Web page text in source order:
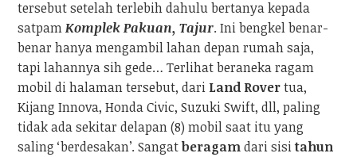
tersebut setelah terlebih dahulu bertanya kepada
satpamKomplek Pakuan, Tajur. Ini bengkel benar-
benar hanya mengambil lahan depan rumah saja,
tapi lahannya sih gede… Terlihat beraneka ragam
mobil di halaman tersebut, dari Land Rovertua,
Kijang Innova, Honda Civic, Suzuki Swift, dll, paling
tidak ada sekitar delapan (8) mobil saat itu yang
saling ‘berdesakan’. Sangatberagamdari sisitahun